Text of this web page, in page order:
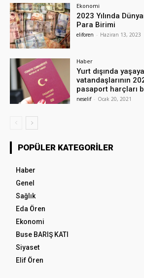
Ekonomi
2023 Yılında
Para Birimi
eliforen - Haziran 13, 2023
Haber
Yurt dışında
vatandaşlarının
pasaport harçları
neselif - Ocak 20, 2021
POPÜLER KATEGORILER
Haber
Genel
Sağlık
Eda Ören
Ekonomi
Buse BARIŞ KATI
Siyaset
Elif Ören